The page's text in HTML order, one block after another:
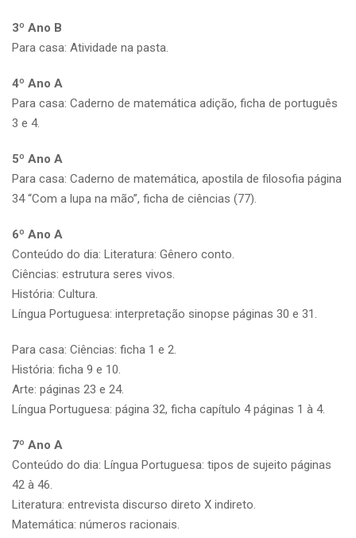
3º Ano B
Para casa: Atividade na pasta.
4º Ano A
Para casa: Caderno de matemática adição, ficha de português
3 e 4.
5º Ano A
Para casa: Caderno de matemática, apostila de filosofia página
34 “Com a lupa na mão”, ficha de ciências (77).
6º Ano A
Conteúdo do dia: Literatura: Gênero conto.
Ciências: estrutura seres vivos.
História: Cultura.
Língua Portuguesa: interpretação sinopse páginas 30 e 31.
Para casa: Ciências: ficha 1 e 2.
História: ficha 9 e 10.
Arte: páginas 23 e 24.
Língua Portuguesa: página 32, ficha capítulo 4 páginas 1 à 4.
7º Ano A
Conteúdo do dia: Língua Portuguesa: tipos de sujeito páginas
42 à 46.
Literatura: entrevista discurso direto X indireto.
Matemática: números racionais.